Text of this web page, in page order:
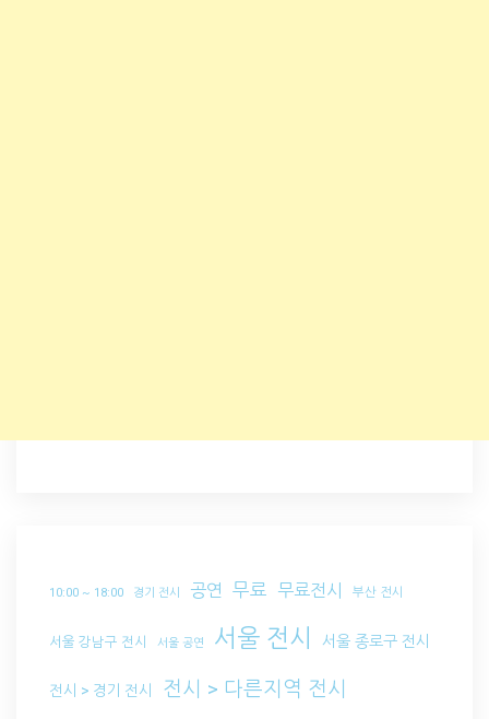
10:00 ~ 18:00 경기 전시 공연 무료 무료전시 부산 전시
서울 강남구 전시 서울 공연 서울 전시 서울 종로구 전시
전시 > 경기 전시 전시 > 다른지역 전시